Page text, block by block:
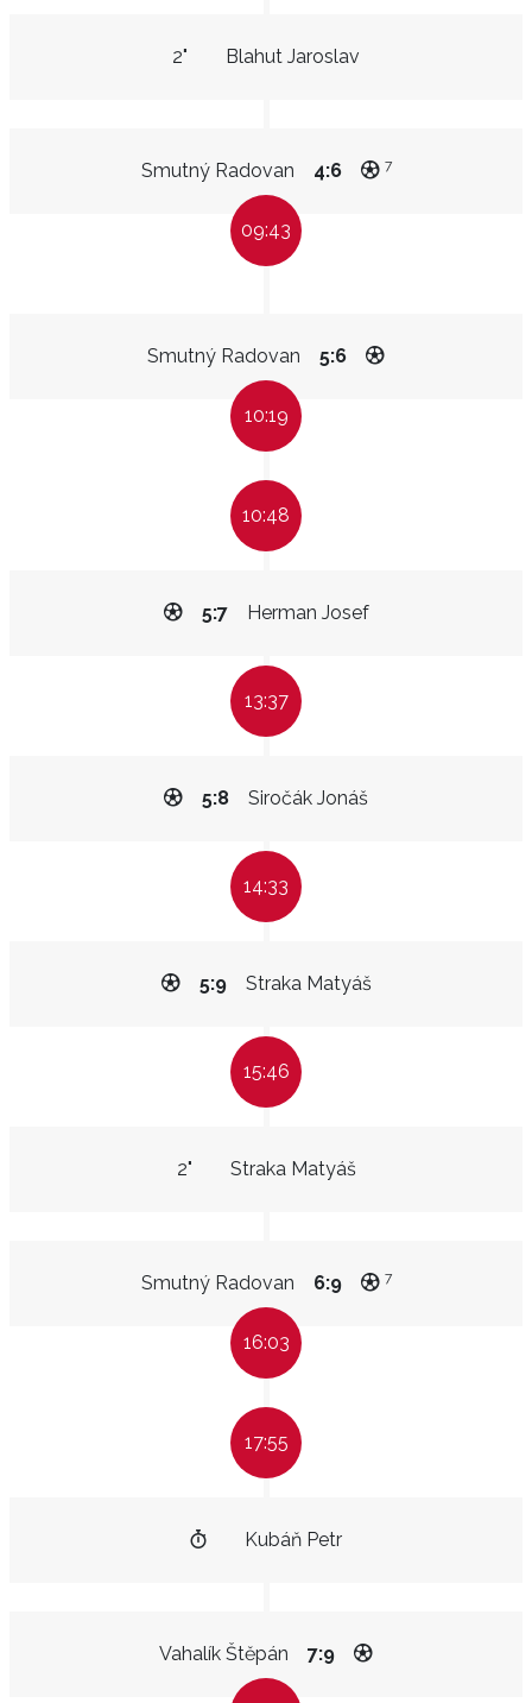
Blahut Jaroslav
2"
Smutný Radovan 4:6 7
09:43
Smutný Radovan 5:6
10:19
10:48
Herman Josef
5:7
13:37
Siročák Jonáš
5:8
14:33
Straka Matyáš
5:9
15:46
Straka Matyáš
2"
Smutný Radovan 6:9 7
16:03
17:55
Kubáň Petr
Vahalík Štěpán 7:9